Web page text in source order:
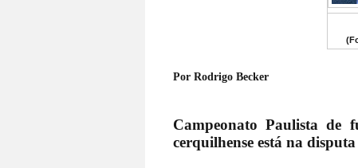
Por Rodrigo Becker
Campeonato Paulista de
cerquilhense está na